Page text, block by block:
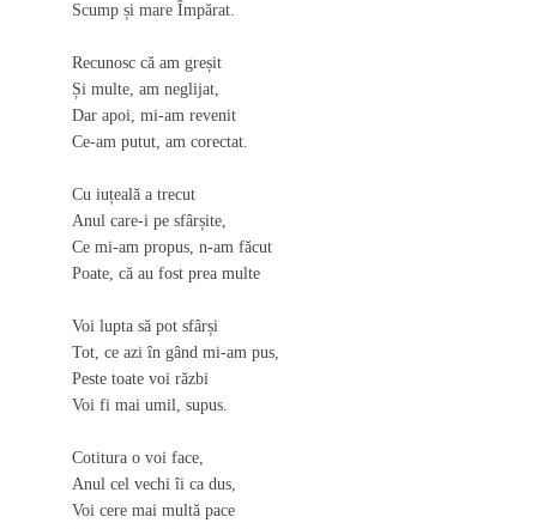
Scump și mare Împărat.
Recunosc că am greșit
Și multe, am neglijat,
Dar apoi, mi-am revenit
Ce-am putut, am corectat.
Cu iuțeală a trecut
Anul care-i pe sfârșite,
Ce mi-am propus, n-am făcut
Poate, că au fost prea multe
Voi lupta să pot sfârși
Tot, ce azi în gând mi-am pus,
Peste toate voi răzbi
Voi fi mai umil, supus.
Cotitura o voi face,
Anul cel vechi îi ca dus,
Voi cere mai multă pace